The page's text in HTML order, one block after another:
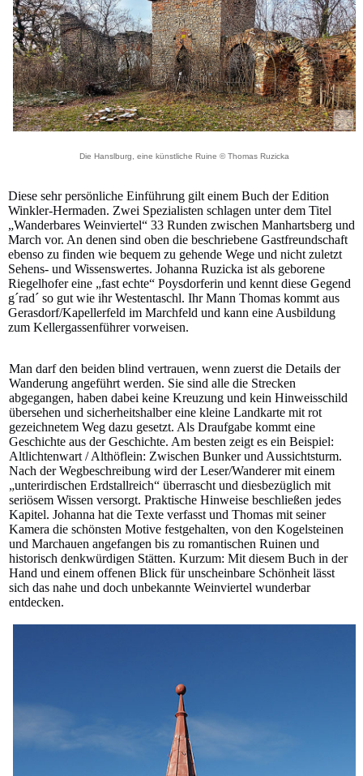
Die Hanslburg, eine künstliche Ruine © Thomas Ruzicka
Diese sehr persönliche Einführung gilt einem Buch der Edition
Winkler-Hermaden. Zwei Spezialisten schlagen unter dem Titel
„Wanderbares Weinviertel“ 33 Runden zwischen Manhartsberg und
March vor. An denen sind oben die beschriebene Gastfreundschaft
ebenso zu finden wie bequem zu gehende Wege und nicht zuletzt
Sehens- und Wissenswertes. Johanna Ruzicka ist als geborene
Riegelhofer eine „fast echte“ Poysdorferin und kennt diese Gegend
g´rad´ so gut wie ihr Westentaschl. Ihr Mann Thomas kommt aus
Gerasdorf/Kapellerfeld im Marchfeld und kann eine Ausbildung
zum Kellergassenführer vorweisen.
Man darf den beiden blind vertrauen, wenn zuerst die Details der
Wanderung angeführt werden. Sie sind alle die Strecken
abgegangen, haben dabei keine Kreuzung und kein Hinweisschild
übersehen und sicherheitshalber eine kleine Landkarte mit rot
gezeichnetem Weg dazu gesetzt. Als Draufgabe kommt eine
Geschichte aus der Geschichte. Am besten zeigt es ein Beispiel:
Altlichtenwart / Althöflein: Zwischen Bunker und Aussichtsturm.
Nach der Wegbeschreibung wird der Leser/Wanderer mit einem
„unterirdischen Erdstallreich“ überrascht und diesbezüglich mit
seriösem Wissen versorgt. Praktische Hinweise beschließen jedes
Kapitel. Johanna hat die Texte verfasst und Thomas mit seiner
Kamera die schönsten Motive festgehalten, von den Kogelsteinen
und Marchauen angefangen bis zu romantischen Ruinen und
historisch denkwürdigen Stätten. Kurzum: Mit diesem Buch in der
Hand und einem offenen Blick für unscheinbare Schönheit lässt
sich das nahe und doch unbekannte Weinviertel wunderbar
entdecken.